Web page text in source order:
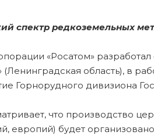
спектр редкоземельных
«Росатом»
(Ленинградская область), в
Горнорудного дивизиона
что производство
европий) будет